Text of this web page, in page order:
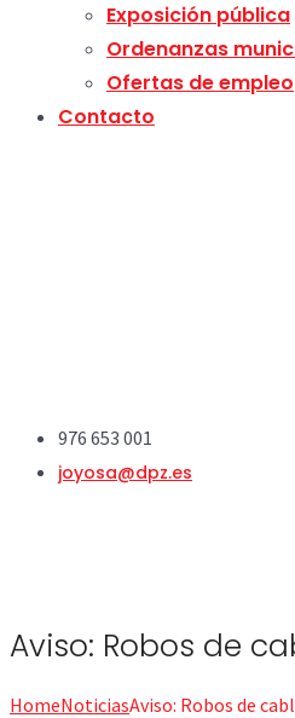
Exposición pública
Ordenanzas
Ofertas de empleo
Contacto
976 653 001
joyosa@dpz.es
Aviso: Robos de
HomeNoticiasAviso: Robos de